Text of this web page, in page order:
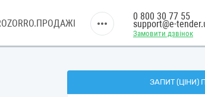
Замовити дзвінок
0 800 30 77 55
support@e-
ЗАПИТ (ЦІНИ)